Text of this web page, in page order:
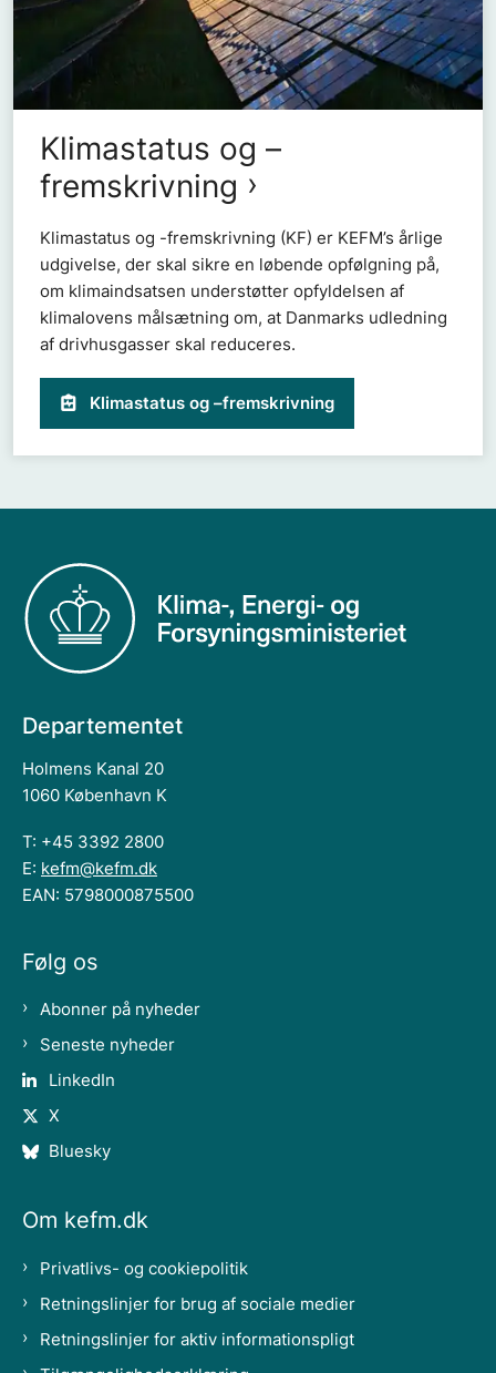
Klimastatus og –
fremskrivning
Klimastatus og -fremskrivning (KF) er KEFM’s årlige
udgivelse, der skal sikre en løbende opfølgning på,
om klimaindsatsen understøtter opfyldelsen af
klimalovens målsætning om, at Danmarks udledning
af drivhusgasser skal reduceres.
Klimastatus og –fremskrivning
Departementet
Holmens Kanal 20
1060 København K
T: +45 3392 2800
E: kefm@kefm.dk
EAN: 5798000875500
Følg os
Abonner på nyheder
Seneste nyheder
LinkedIn
X
Bluesky
Om kefm.dk
Privatlivs- og cookiepolitik
Retningslinjer for brug af sociale medier
Retningslinjer for aktiv informationspligt